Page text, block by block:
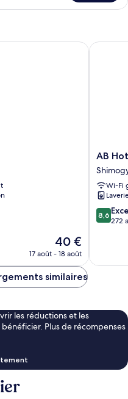
Le
nouveau
est
de
40 €
17 août - 18 août
AB
Hotel
Kyoto
Shijo
AB
Wi-Fi
8.6
sur
8,6
272
AB
similaires
les réductions et les
Plus de récompenses